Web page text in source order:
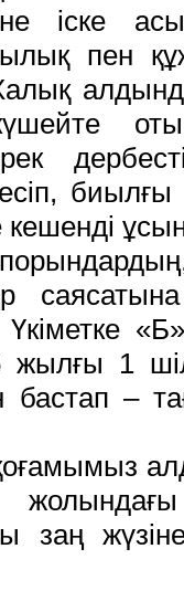
іске
пен
жылғы 1
–
заң